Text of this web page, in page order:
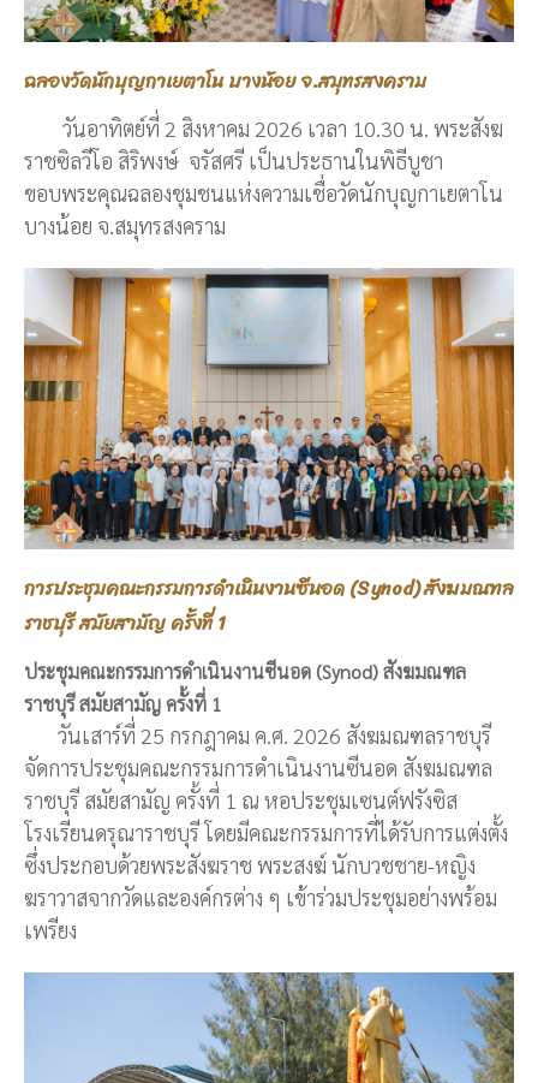
ฉลองวัดนักบุญกาเยตาโน บางน้อย จ.สมุทรสงคราม
วันอาทิตย์ที่ 2 สิงหาคม 2026 เวลา 10.30 น. พระสังฆ
ราชซิลวีโอ สิริพงษ์ จรัสศรี เป็นประธานในพิธีบูชา
ขอบพระคุณฉลองชุมชนแห่งความเชื่อวัดนักบุญกาเยตาโน
บางน้อย จ.สมุทรสงคราม
การประชุมคณะกรรมการดำเนินงานซีนอด (Synod) สังฆมณฑล
ราชบุรี สมัยสามัญ ครั้งที่ 1
ประชุมคณะกรรมการดำเนินงานซีนอด (Synod) สังฆมณฑล
ราชบุรี สมัยสามัญ ครั้งที่ 1
วันเสาร์ที่ 25 กรกฎาคม ค.ศ. 2026 สังฆมณฑลราชบุรี
จัดการประชุมคณะกรรมการดำเนินงานซีนอด สังฆมณฑล
ราชบุรี สมัยสามัญ ครั้งที่ 1 ณ หอประชุมเซนต์ฟรังซิส
โรงเรียนดรุณาราชบุรี โดยมีคณะกรรมการที่ได้รับการแต่งตั้ง
ซึ่งประกอบด้วยพระสังฆราช พระสงฆ์ นักบวชชาย-หญิง
ฆราวาสจากวัดและองค์กรต่าง ๆ เข้าร่วมประชุมอย่างพร้อม
เพรียง